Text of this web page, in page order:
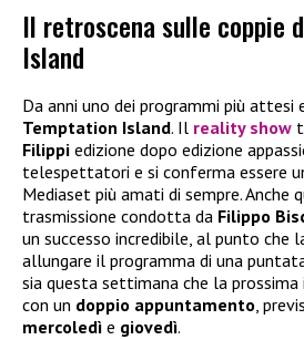
Il retroscena sulle coppie
Island
Da anni uno dei programmi più attesi
Temptation Island. Il reality show
Filippi edizione dopo edizione
telespettatori e si conferma essere
Mediaset più amati di sempre. Anche
trasmissione condotta da Filippo
un successo incredibile, al punto che
allungare il programma di una
sia questa settimana che la
con un doppio appuntamento,
mercoledì e giovedì.